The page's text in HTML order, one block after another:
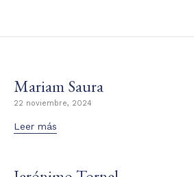
Mariam Saura
22 noviembre, 2024
Leer más